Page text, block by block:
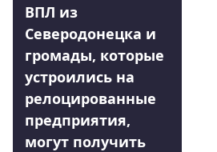
ВПЛ из
Северодонецка и
громады, которые
устроились на
релоцированные
предприятия,
могут получить